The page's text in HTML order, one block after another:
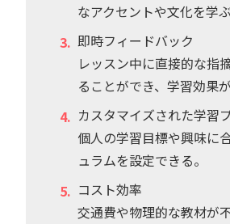
なアクセントや文化を学
即時フィードバック
レッスン中に直接的な指
ることができ、学習効果が
カスタマイズされた学習
個人の学習目標や興味に
ュラムを設定できる。
コスト効率
交通費や物理的な教材が